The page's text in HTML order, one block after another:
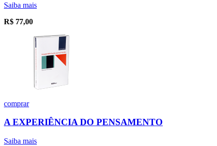
Saiba mais
R$ 77,00
comprar
A EXPERIÊNCIA DO PENSAMENTO
Saiba mais